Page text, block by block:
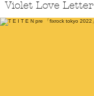
Violet Love Letter